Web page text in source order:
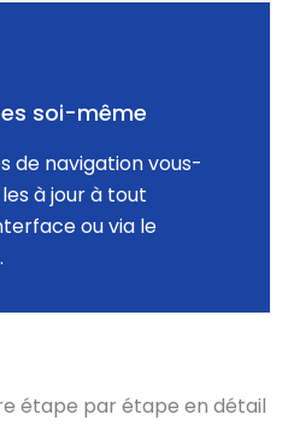
soi-même
de navigation vous-
à jour à tout
ou via le
étape par étape en détail